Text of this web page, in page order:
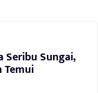
Seribu Sungai,
Temui